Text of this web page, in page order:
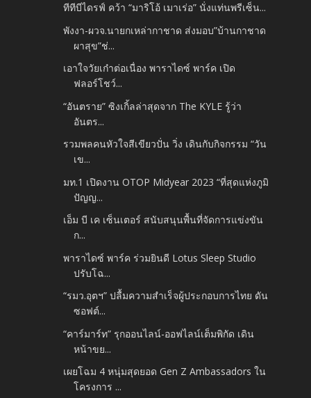
ทีทีบีไดรฟ์ คว้า “มาริโอ้ เมาเร่อ” นั่งแท่นพรีเซ็น...
พังงา-ผวจ.นายกเหล่ากาชาด ส่งมอบ”บ้านกาชาด
ผาสุข”ช่...
เอาใจวัยเก๋าต่อเนื่อง พาราไดซ์ พาร์ค เปิด
ฟลอร์โชว์...
“อันตราย” ซิงเกิ้ลล่าสุดจาก The KYLE รู้ว่า
อันตร...
รวมพลคนหัวใจสีเขียวปั่น วิ่ง เดินกับกิจกรรม “วัน
เข...
มท.1 เปิดงาน OTOP Midyear 2023 “ที่สุดแห่งภูมิ
ปัญญ...
เอ็ม บี เค เซ็นเตอร์ สนับสนุนพื้นที่จัดการแข่งขัน
ก...
พาราไดซ์ พาร์ค ร่วมยินดี Lotus Sleep Studio
ปรับโฉ...
“รมว.อุตฯ” ปลื้มความสำเร็จผู้ประกอบการไทย ดัน
ซอฟต์...
“คาร์มาร์ท” รุกออนไลน์-ออฟไลน์เต็มพิกัด เดิน
หน้าขย...
เผยโฉม 4 หนุ่มสุดยอด Gen Z Ambassadors ใน
โครงการ ...